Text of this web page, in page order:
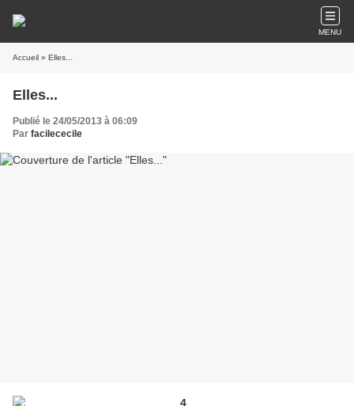
MENU
Accueil » Elles...
Elles...
Publié le 24/05/2013 à 06:09
Par facilececile